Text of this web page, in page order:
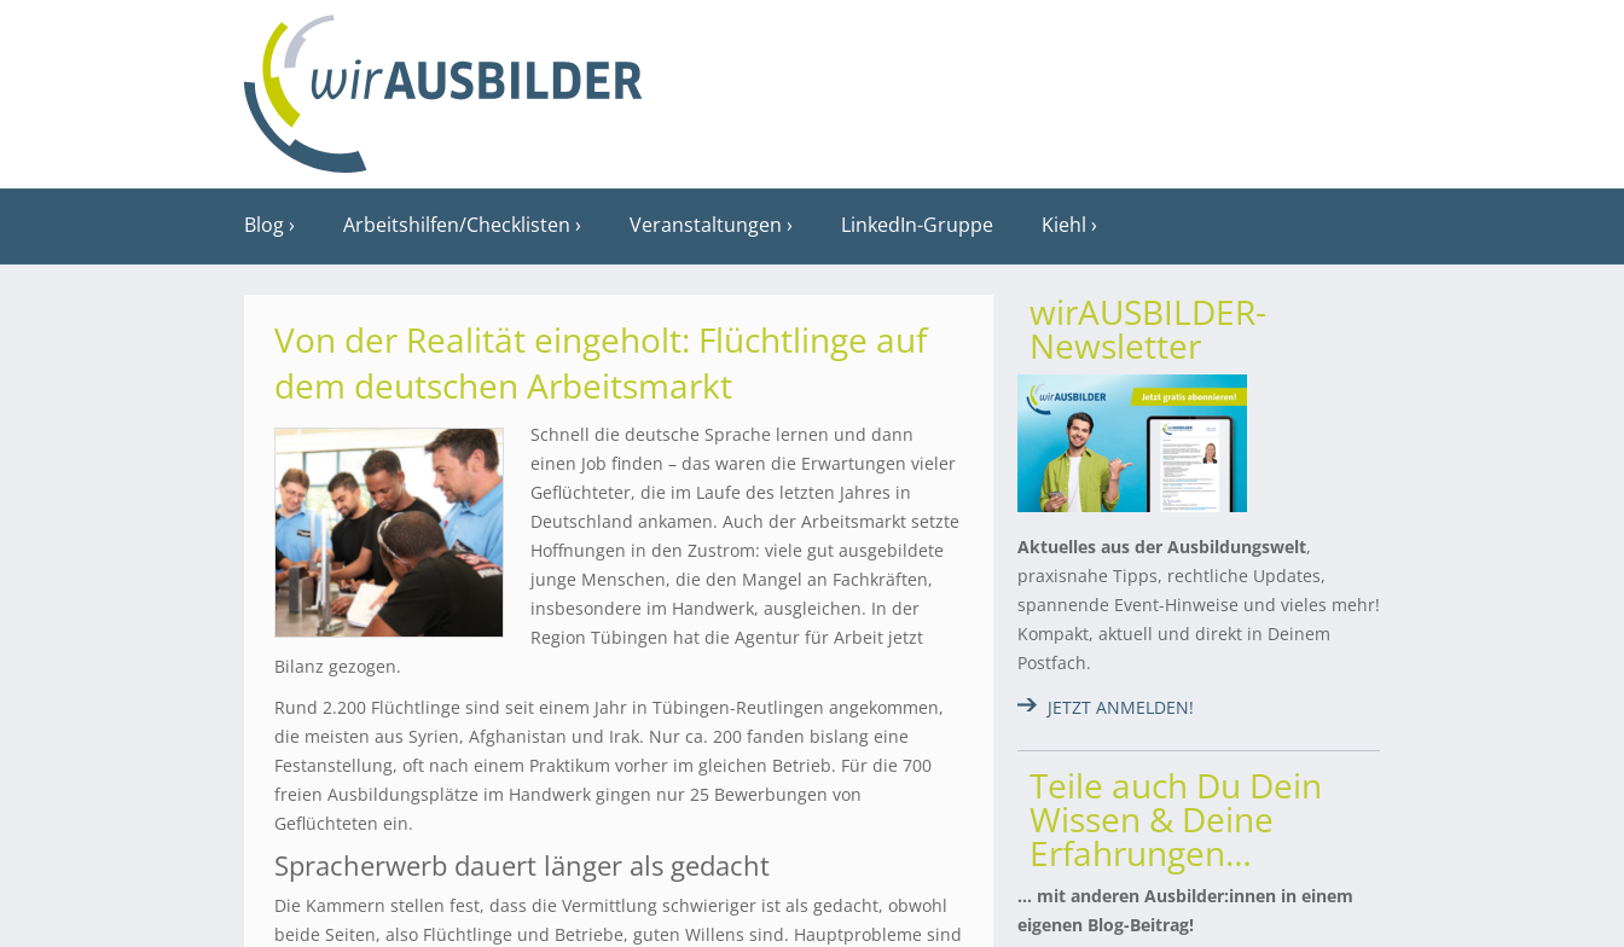
Blog Arbeitshilfen/Checklisten Veranstaltungen LinkedIn-Gruppe Kiehl
Von der Realität eingeholt: Flüchtlinge auf
dem deutschen Arbeitsmarkt
Schnell die deutsche Sprache lernen und dann
einen Job finden – das waren die Erwartungen vieler
Geflüchteter, die im Laufe des letzten Jahres in
Deutschland ankamen. Auch der Arbeitsmarkt setzte
Hoffnungen in den Zustrom: viele gut ausgebildete
junge Menschen, die den Mangel an Fachkräften,
insbesondere im Handwerk, ausgleichen. In der
Region Tübingen hat die Agentur für Arbeit jetzt
Bilanz gezogen.
Rund 2.200 Flüchtlinge sind seit einem Jahr in Tübingen-Reutlingen angekommen,
die meisten aus Syrien, Afghanistan und Irak. Nur ca. 200 fanden bislang eine
Festanstellung, oft nach einem Praktikum vorher im gleichen Betrieb. Für die 700
freien Ausbildungsplätze im Handwerk gingen nur 25 Bewerbungen von
Geflüchteten ein.
Spracherwerb dauert länger als gedacht
Die Kammern stellen fest, dass die Vermittlung schwieriger ist als gedacht, obwohl
beide Seiten, also Flüchtlinge und Betriebe, guten Willens sind. Hauptprobleme sind
wirAUSBILDER-
Newsletter
Aktuelles aus der Ausbildungswelt,
praxisnahe Tipps, rechtliche Updates,
spannende Event-Hinweise und vieles mehr!
Kompakt, aktuell und direkt in Deinem
Postfach.
JETZT ANMELDEN!
Teile auch Du Dein
Wissen & Deine
Erfahrungen…
… mit anderen Ausbilder:innen in einem
eigenen Blog-Beitrag!